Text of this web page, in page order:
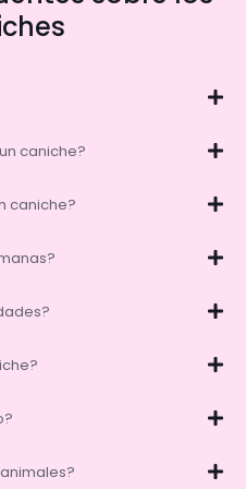
caniche?
caniche?